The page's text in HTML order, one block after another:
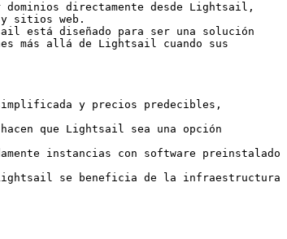
dominios directamente desde Lightsail,
sitios web.
está diseñado para ser una solución
más allá de Lightsail cuando sus
y precios predecibles,
que Lightsail sea una opción
instancias con software preinstalado
Lightsail se beneficia de la infraestructura